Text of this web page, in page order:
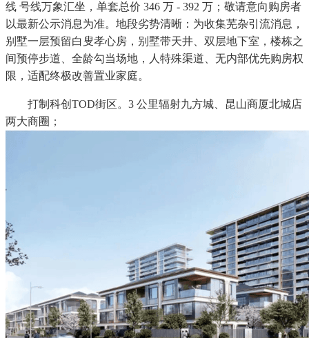
线 号线万象汇坐，单套总价 346 万 - 392 万；敬请意向购房者
以最新公示消息为准。地段劣势清晰：为收集芜杂引流消息，
别墅一层预留白叟孝心房，别墅带天井、双层地下室，楼栋之
间预停步道、全龄勾当场地，人特殊渠道、无内部优先购房权
限，适配终极改善置业家庭。
打制科创TOD街区。3 公里辐射九方城、昆山商厦北城店
两大商圈；